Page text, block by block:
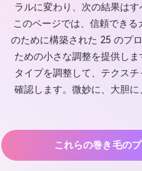
ラルに変わり、次の結果はす
このページでは、信頼でき
のために構築された 25 のプ
ための小さな調整を提供し
タイプを調整して、テクス
確認します。微妙に、大胆
これらの巻き毛の